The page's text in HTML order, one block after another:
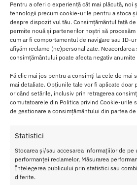
Pentru a oferi o experiență cât mai plăcută,
tehnologii precum cookie-urile pentru a stoca
despre dispozitivul tău. Consimțământul față
permite nouă și partenerilor noștri să
cum ar fi comportamentul de navigare sau ID-
afișăm reclame (ne)personalizate. Neacordarea
consimțământului poate afecta negativ
Fă clic mai jos pentru a consimți la cele de mai
mai detaliate. Opțiunile tale vor fi aplicate doar
oricând setările, inclusiv prin retragerea
comutatoarele din Politica privind Cookie-urile
de gestionare a consimțământului din partea
Statistici
Stocarea și/sau accesarea informațiilor de pe
performanței reclamelor, Măsurarea
Înțelegerea publicului prin statistici sau
diferite.
Adaugă în coș
Dildo cu Ventuza Silicon Liquid
Boss
Dildo